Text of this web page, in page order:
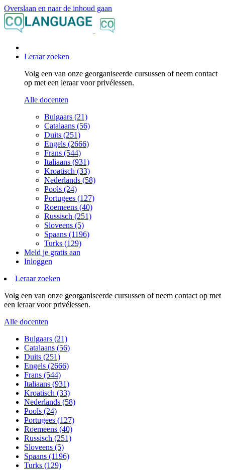
Overslaan en naar de inhoud gaan
Leraar zoeken
Volg een van onze georganiseerde cursussen of neem contact
op met een leraar voor privélessen.
Alle docenten
Bulgaars (21)
Catalaans (56)
Duits (251)
Engels (2666)
Frans (544)
Italiaans (931)
Kroatisch (33)
Nederlands (58)
Pools (24)
Portugees (127)
Roemeens (40)
Russisch (251)
Sloveens (5)
Spaans (1196)
Turks (129)
Meld je gratis aan
Inloggen
Leraar zoeken
Volg een van onze georganiseerde cursussen of neem contact op met
een leraar voor privélessen.
Alle docenten
Bulgaars (21)
Catalaans (56)
Duits (251)
Engels (2666)
Frans (544)
Italiaans (931)
Kroatisch (33)
Nederlands (58)
Pools (24)
Portugees (127)
Roemeens (40)
Russisch (251)
Sloveens (5)
Spaans (1196)
Turks (129)